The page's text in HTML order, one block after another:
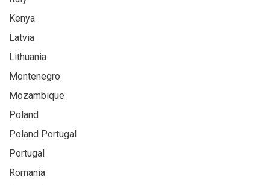
Kenya
Latvia
Lithuania
Montenegro
Mozambique
Poland
Poland Portugal
Portugal
Romania